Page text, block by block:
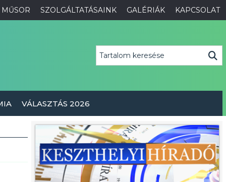
MŰSOR SZOLGÁLTATÁSAINK GALÉRIÁK KAPCSOLAT
VÁLASZTÁS 2026